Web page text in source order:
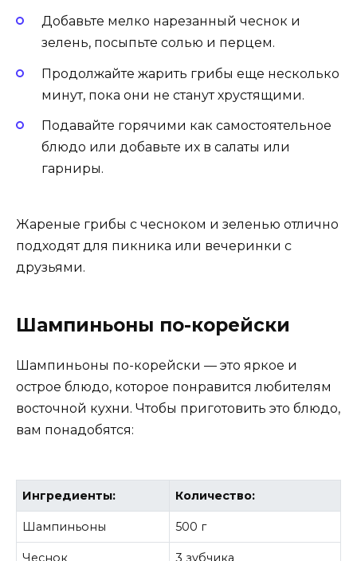
Добавьте мелко нарезанный чеснок и
зелень, посыпьте солью и перцем.
Продолжайте жарить грибы еще несколько
минут, пока они не станут хрустящими.
Подавайте горячими как самостоятельное
блюдо или добавьте их в салаты или
гарниры.
Жареные грибы с чесноком и зеленью отлично
подходят для пикника или вечеринки с
друзьями.
Шампиньоны по-корейски
Шампиньоны по-корейски — это яркое и
острое блюдо, которое понравится любителям
восточной кухни. Чтобы приготовить это блюдо,
вам понадобятся:
Ингредиенты: Количество:
Шампиньоны 500 г
Чеснок 3 зубчика